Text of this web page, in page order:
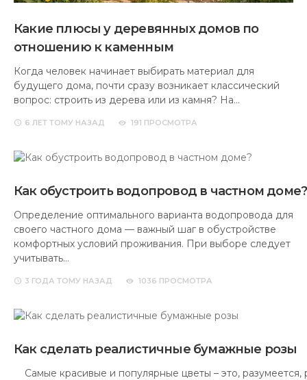
Какие плюсы у деревянных домов по
отношению к каменным
Когда человек начинает выбирать материал для
будущего дома, почти сразу возникает классический
вопрос: строить из дерева или из камня? На…
6 ЛЕТ ТОМУ НАЗАД 191 ПРОСМОТРА
Как обустроить водопровод в частном доме?
Определение оптимального варианта водопровода для
своего частного дома — важный шаг в обустройстве
комфортных условий проживания. При выборе следует
учитывать…
3 ГОДА ТОМУ НАЗАД 1036 ПРОСМОТРА
Как сделать реалистичные бумажные розы
Самые красивые и популярные цветы – это, разумеется,